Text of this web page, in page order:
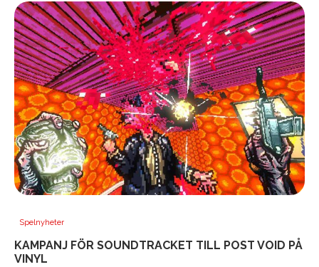
Spelnyheter
KAMPANJ FÖR SOUNDTRACKET TILL POST VOID PÅ
VINYL